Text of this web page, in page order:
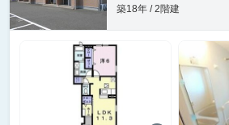
築18年 / 2階建